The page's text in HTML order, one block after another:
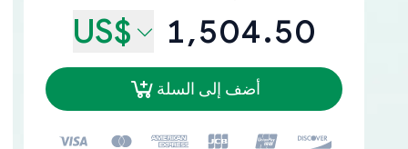
US$ 1,504.50
أضف إلى السلة